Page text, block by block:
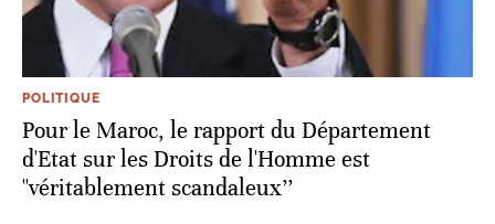
POLITIQUE
Pour le Maroc, le rapport du Département
d'Etat sur les Droits de l'Homme est
''véritablement scandaleux’’